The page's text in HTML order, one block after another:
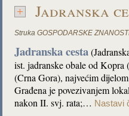
Jadranska
Struka GOSPODARSKE
Jadranska cesta
ist. jadranske obale od Kopra
(Crna Gora), najvećim
Građena je povezivanjem
nakon II. svj. rata;… Nastavi